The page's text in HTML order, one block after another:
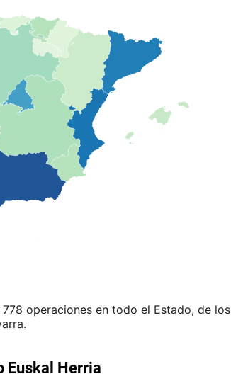
operaciones en todo el Estado, de los